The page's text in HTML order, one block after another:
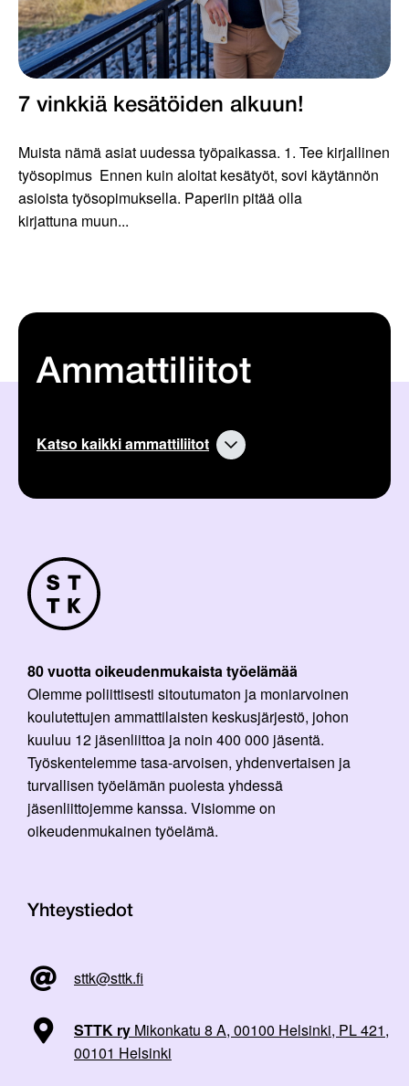
7 vinkkiä kesätöiden alkuun!
Muista nämä asiat uudessa työpaikassa. 1. Tee kirjallinen
työsopimus Ennen kuin aloitat kesätyöt, sovi käytännön
asioista työsopimuksella. Paperiin pitää olla
kirjattuna muun...
Ammattiliitot
Katso kaikki ammattiliitot
80 vuotta oikeudenmukaista työelämää
Olemme poliittisesti sitoutumaton ja moniarvoinen
koulutettujen ammattilaisten keskusjärjestö, johon
kuuluu 12 jäsenliittoa ja noin 400 000 jäsentä.
Työskentelemme tasa-arvoisen, yhdenvertaisen ja
turvallisen työelämän puolesta yhdessä
jäsenliittojemme kanssa. Visiomme on
oikeudenmukainen työelämä.
Yhteystiedot
sttk@sttk.fi
STTK ry Mikonkatu 8 A, 00100 Helsinki, PL 421,
00101 Helsinki